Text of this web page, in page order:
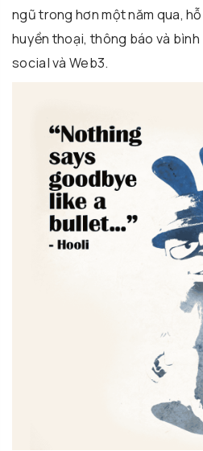
ngũ trong hơn một năm qua,
huyền thoại, thông báo và bình
social và Web3.